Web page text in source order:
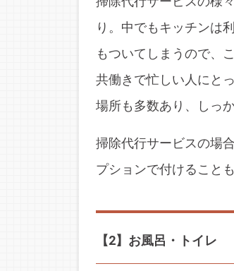
り。中でもキッチンは
もついてしまうので、
共働きで忙しい人にと
場所も多数あり、しっ
掃除代行サービスの場
プションで付けること
【2】お風呂・トイレ